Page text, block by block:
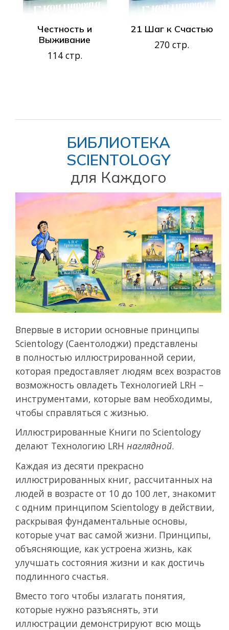
Честность и
Выживание
114 стр.
21 Шаг к Счастью
270 стр.
БИБЛИОТЕКА
SCIENTOLOGY
для Каждого
Впервые в истории основные принципы
Scientology (Саентолоджи) представлены
в полностью иллюстрированной серии,
которая предоставляет людям всех возрастов
возможность овладеть Технологией LRH –
инструментами, которые вам необходимы,
чтобы справляться с жизнью.
Иллюстрированные Книги по Scientology
делают Технологию LRH наглядной.
Каждая из десяти прекрасно
иллюстрированных книг, рассчитанных на
людей в возрасте от 10 до 100 лет, знакомит
с одним принципом Scientology в действии,
раскрывая фундаментальные основы,
которые учат вас самой жизни. Принципы,
объясняющие, как устроена жизнь, как
улучшать состояния жизни и как достичь
подлинного счастья.
Вместо того чтобы излагать понятия,
которые нужно разъяснять, эти
иллюстрации демонстрируют всю мощь